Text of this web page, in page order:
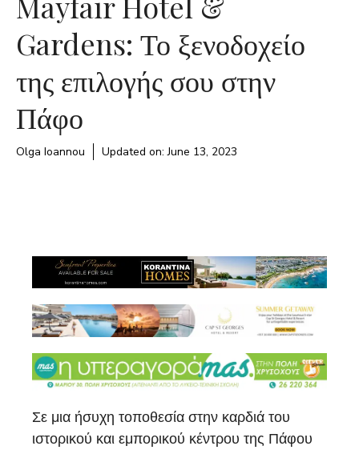
Gardens: Το ξενοδοχείο
της επιλογής σου στην
Πάφο
Olga Ioannou Updated on:June 13, 2023
Σε μια ήσυχη τοποθεσία στην καρδιά του
ιστορικού και εμπορικού κέντρου της Πάφου